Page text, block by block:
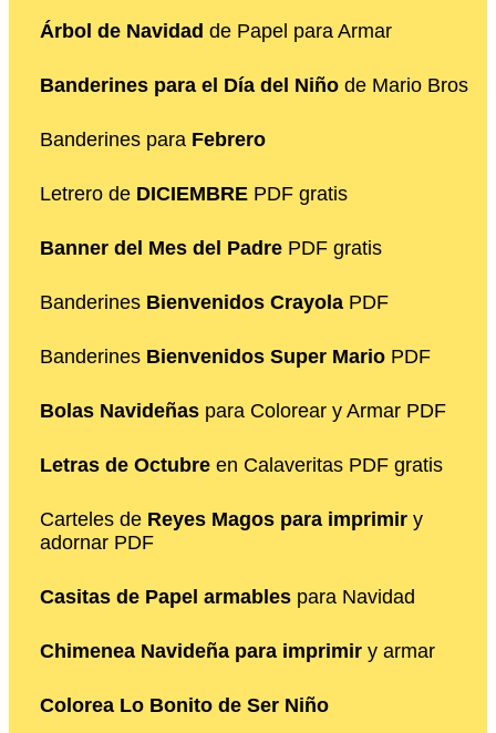
Árbol de Navidad de Papel para Armar
Banderines para el Día del Niño de Mario Bros
Banderines para Febrero
Letrero de DICIEMBRE PDF gratis
Banner del Mes del Padre PDF gratis
Banderines Bienvenidos Crayola PDF
Banderines Bienvenidos Super Mario PDF
Bolas Navideñas para Colorear y Armar PDF
Letras de Octubre en Calaveritas PDF gratis
Carteles de Reyes Magos para imprimir y
adornar PDF
Casitas de Papel armables para Navidad
Chimenea Navideña para imprimir y armar
Colorea Lo Bonito de Ser Niño